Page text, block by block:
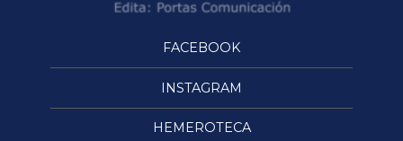
FACEBOOK
INSTAGRAM
HEMEROTECA